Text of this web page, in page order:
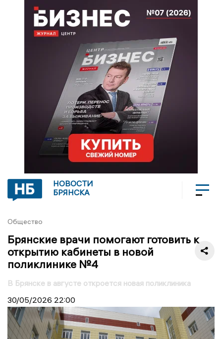
НОВОСТИ
БРЯНСКА
Общество
Брянские врачи помогают готовить к
открытию кабинеты в новой
поликлинике №4
В Брянске в августе откроется новая поликлиника
30/05/2026 22:00